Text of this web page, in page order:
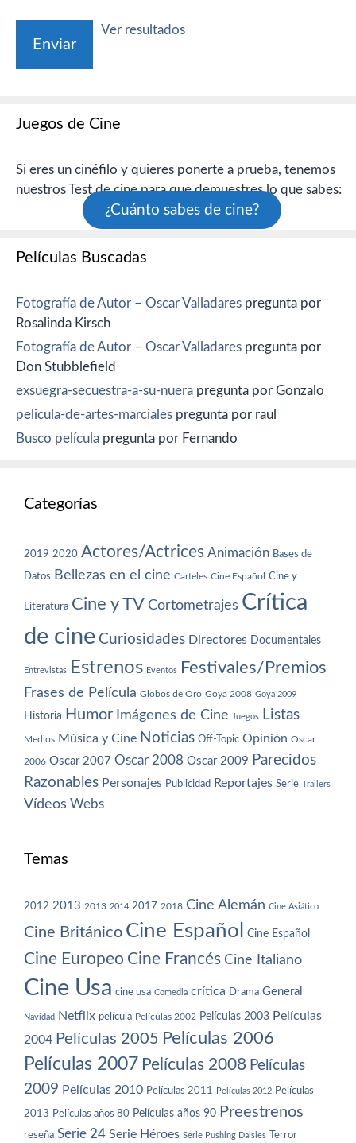
Ver resultados
Juegos de Cine
Si eres un cinéfilo y quieres ponerte a prueba, tenemos
nuestros Test de cine para que demuestres lo que sabes:
¿Cuánto sabes de cine?
Películas Buscadas
Fotografía de Autor – Oscar Valladares pregunta por
Rosalinda Kirsch
Fotografía de Autor – Oscar Valladares pregunta por
Don Stubblefield
exsuegra-secuestra-a-su-nuera pregunta por Gonzalo
pelicula-de-artes-marciales pregunta por raul
Busco película pregunta por Fernando
Categorías
2019 2020 Actores/Actrices Animación Bases de
Datos Bellezas en el cine Carteles Cine Español Cine y
Literatura Cine y TV Cortometrajes Crítica
de cine Curiosidades Directores Documentales
Entrevistas Estrenos Eventos Festivales/Premios
Frases de Película Globos de Oro Goya 2008 Goya 2009
Historia Humor Imágenes de Cine Juegos Listas
Medios Música y Cine Noticias Off-Topic Opinión Oscar
2006 Oscar 2007 Oscar 2008 Oscar 2009 Parecidos
Razonables Personajes Publicidad Reportajes Serie Trailers
Vídeos Webs
Temas
2012 2013 2013 2014 2017 2018 Cine Alemán Cine Asiático
Cine Británico Cine Español Cine Español
Cine Europeo Cine Francés Cine Italiano
Cine Usa cine usa Comedia crítica Drama General
Navidad Netflix película Películas 2002 Películas 2003 Películas
2004 Películas 2005 Películas 2006
Películas 2007 Películas 2008 Películas
2009 Películas 2010 Películas 2011 Películas 2012 Películas
2013 Películas años 80 Películas años 90 Preestrenos
reseña Serie 24 Serie Héroes Serie Pushing Daisies Terror